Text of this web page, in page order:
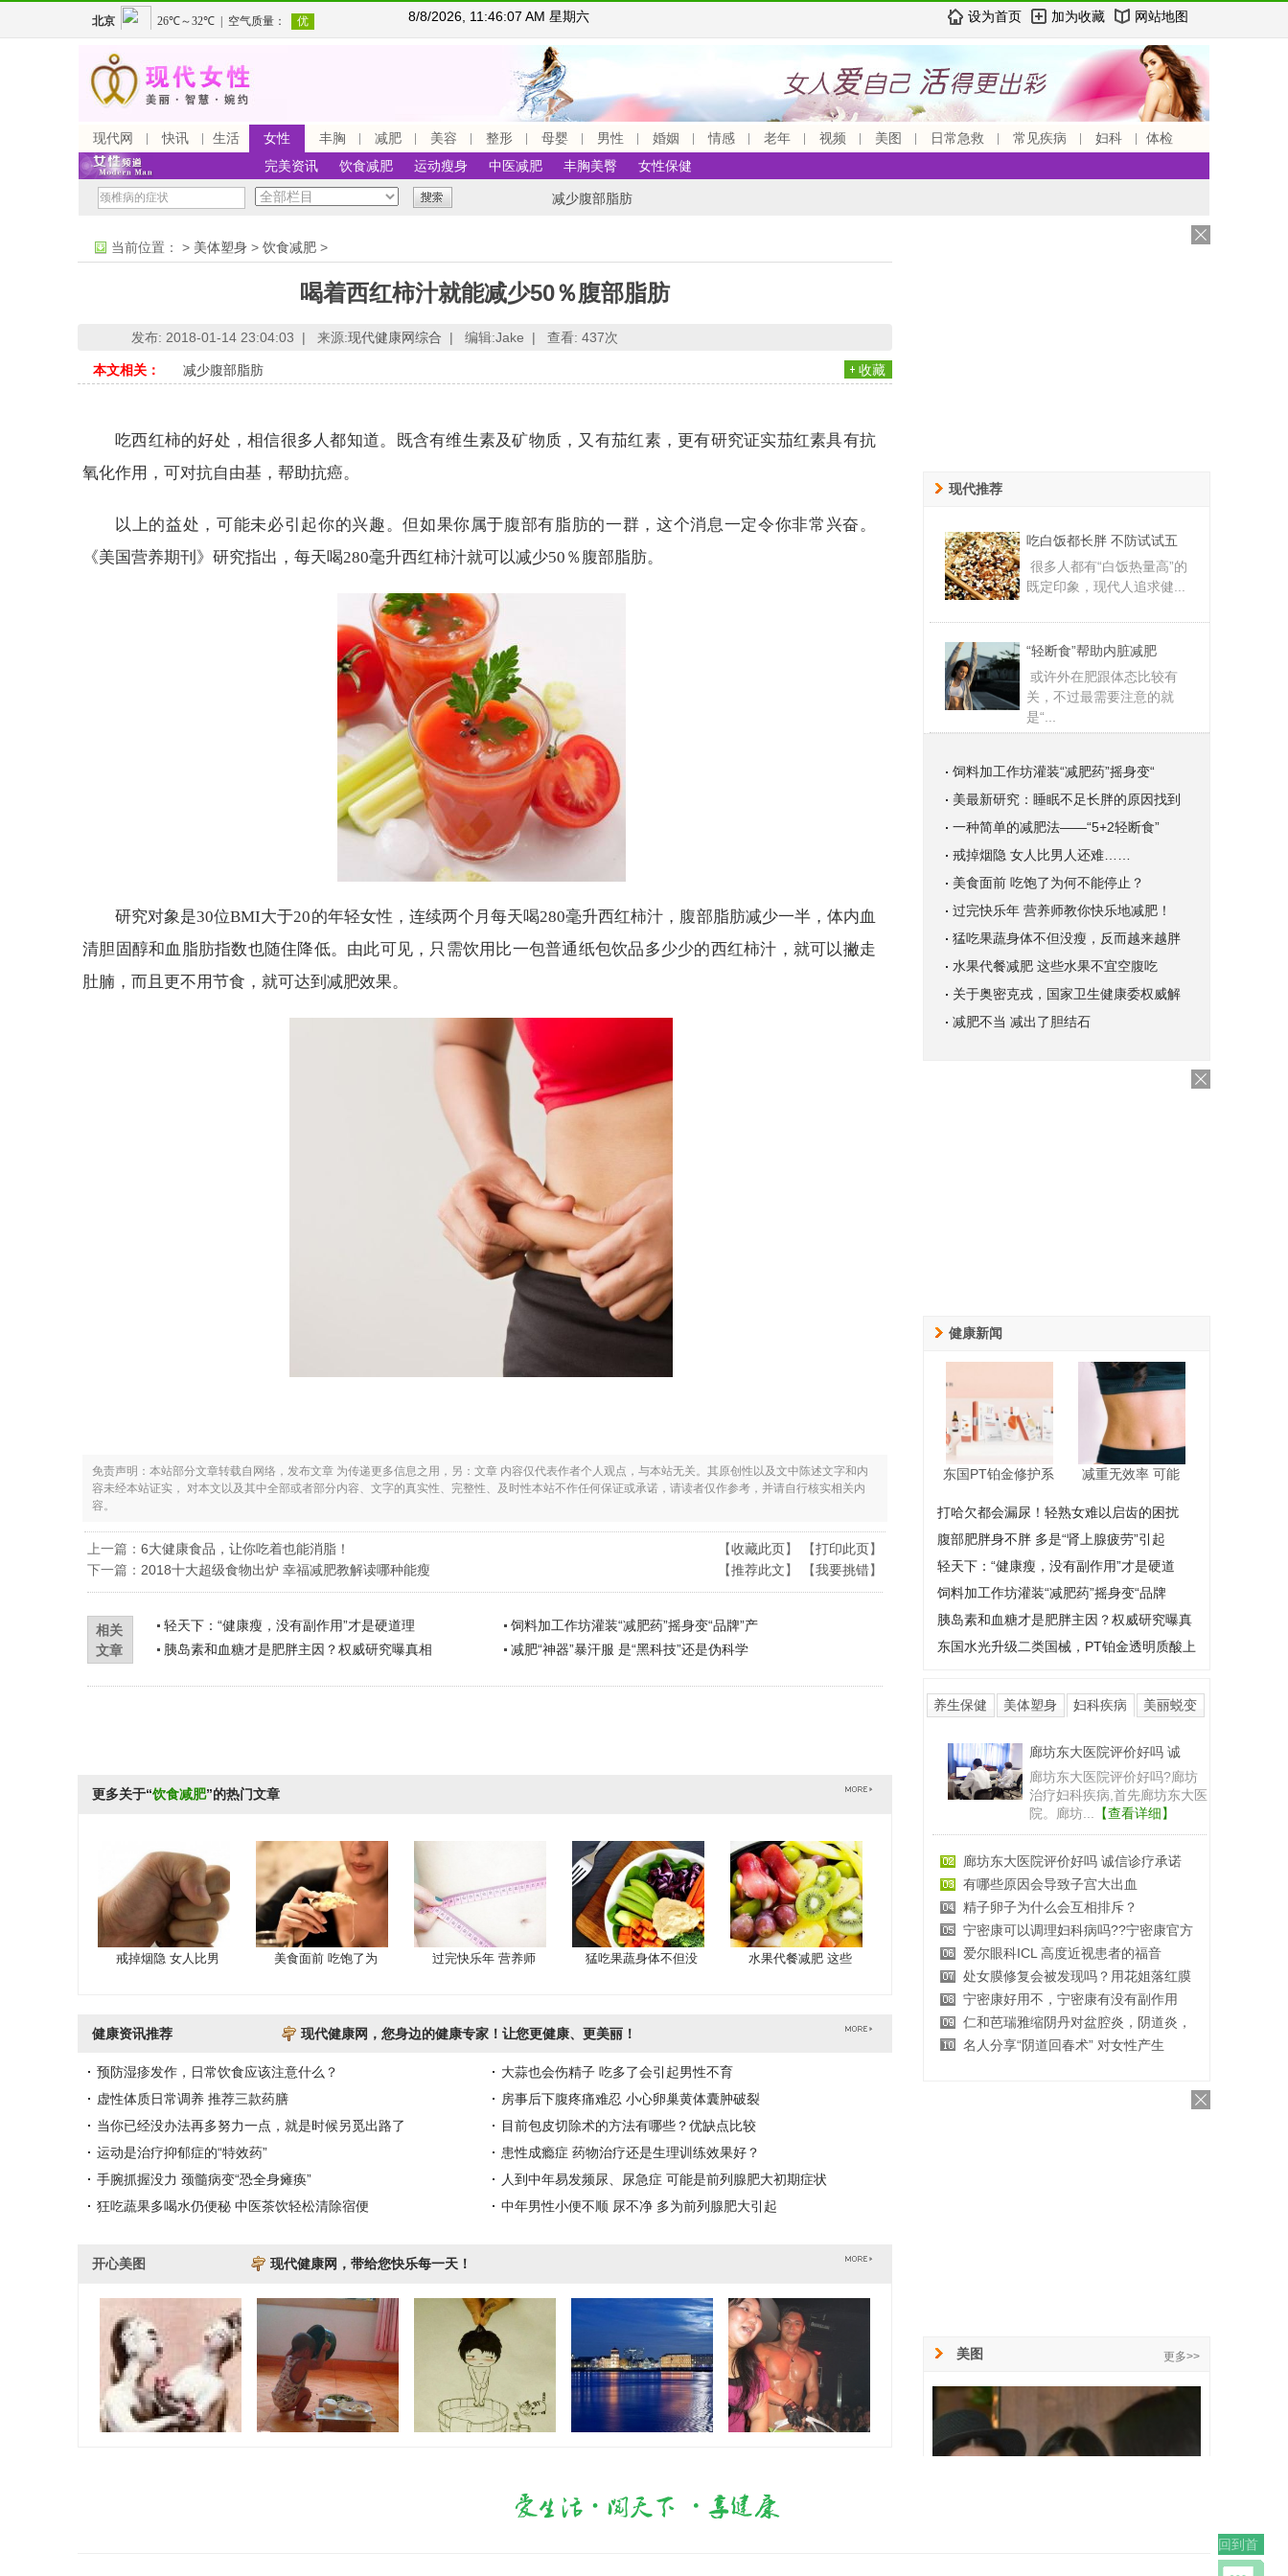
8/8/2026, 11:46:08 AM 星期六 设为首页 加为收藏 网站地图
现代网 快讯 生活 女性 丰胸 减肥 美容 整形 母婴 男性 婚姻 情感 老年 视频 美图 日常急救 常见疾病 妇科
体检
完美资讯
饮食减肥 运动瘦身 中医减肥 丰胸美臀 女性保健
减少腹部脂肪
当前位置： > 美体塑身 > 饮食减肥 >
喝着西红柿汁就能减少50％腹部脂肪
发布: 2018-01-14 23:04:03 | 来源:现代健康网综合 | 编辑:Jake | 查看: 437次
本文相关： 减少腹部脂肪 收藏
吃西红柿的好处，相信很多人都知道。既含有维生素及矿物质，又有茄红素，更有研究证实茄红素具有抗
氧化作用，可对抗自由基，帮助抗癌。
以上的益处，可能未必引起你的兴趣。但如果你属于腹部有脂肪的一群，这个消息一定令你非常兴奋。
《美国营养期刊》研究指出，每天喝280毫升西红柿汁就可以减少50％腹部脂肪。
研究对象是30位BMI大于20的年轻女性，连续两个月每天喝280毫升西红柿汁，腹部脂肪减少一半，体内血
清胆固醇和血脂肪指数也随住降低。由此可见，只需饮用比一包普通纸包饮品多少少的西红柿汁，就可以撇走
肚腩，而且更不用节食，就可达到减肥效果。
免责声明：本站部分文章转载自网络，发布文章 为传递更多信息之用，另：文章 内容仅代表作者个人观点，与本站无关。其原创性以及文中陈述文字和内
容未经本站证实， 对本文以及其中全部或者部分内容、文字的真实性、完整性、及时性本站不作任何保证或承诺，请读者仅作参考，并请自行核实相关内
容。
上一篇： 6大健康食品，让你吃着也能消脂！
下一篇： 2018十大超级食物出炉 幸福减肥教解读哪种能瘦
【收藏此页】 【打印此页】
【推荐此文】 【我要挑错】
相关
文章
轻天下：“健康瘦，没有副作用”才是硬道理
饲料加工作坊灌装“减肥药”摇身变“品牌”产
胰岛素和血糖才是肥胖主因？权威研究曝真相
减肥“神器”暴汗服 是“黑科技”还是伪科学
更多关于“饮食减肥”的热门文章
戒掉烟隐 女人比男 美食面前 吃饱了为 过完快乐年 营养师 猛吃果蔬身体不但没 水果代餐减肥 这些
健康资讯推荐 现代健康网，您身边的健康专家！让您更健康、更美丽！
预防湿疹发作，日常饮食应该注意什么？
虚性体质日常调养 推荐三款药膳
当你已经没办法再多努力一点，就是时候另觅出路了
运动是治疗抑郁症的“特效药”
手腕抓握没力 颈髓病变“恐全身瘫痪”
狂吃蔬果多喝水仍便秘 中医茶饮轻松清除宿便
大蒜也会伤精子 吃多了会引起男性不育
房事后下腹疼痛难忍 小心卵巢黄体囊肿破裂
目前包皮切除术的方法有哪些？优缺点比较
患性成瘾症 药物治疗还是生理训练效果好？
人到中年易发频尿、尿急症 可能是前列腺肥大初期症状
中年男性小便不顺 尿不净 多为前列腺肥大引起
开心美图 现代健康网，带给您快乐每一天！
现代推荐
吃白饭都长胖 不防试试五
很多人都有“白饭热量高”的
既定印象，现代人追求健...
“轻断食”帮助内脏减肥
或许外在肥跟体态比较有
关，不过最需要注意的就
是“...
饲料加工作坊灌装“减肥药”摇身变“
美最新研究：睡眠不足长胖的原因找到
一种简单的减肥法——“5+2轻断食”
戒掉烟隐 女人比男人还难……
美食面前 吃饱了为何不能停止？
过完快乐年 营养师教你快乐地减肥！
猛吃果蔬身体不但没瘦，反而越来越胖
水果代餐减肥 这些水果不宜空腹吃
关于奥密克戎，国家卫生健康委权威解
减肥不当 减出了胆结石
健康新闻
东国PT铂金修护系 减重无效率 可能
打哈欠都会漏尿！轻熟女难以启齿的困扰
腹部肥胖身不胖 多是“肾上腺疲劳”引起
轻天下：“健康瘦，没有副作用”才是硬道
饲料加工作坊灌装“减肥药”摇身变“品牌
胰岛素和血糖才是肥胖主因？权威研究曝真
东国水光升级二类国械，PT铂金透明质酸上
养生保健 美体塑身 妇科疾病 美丽蜕变
廊坊东大医院评价好吗 诚
廊坊东大医院评价好吗?廊坊
治疗妇科疾病,首先廊坊东大医
院。廊坊...
【查看详细】
廊坊东大医院评价好吗 诚信诊疗承诺
有哪些原因会导致子宫大出血
精子卵子为什么会互相排斥？
宁密康可以调理妇科病吗??宁密康官方
爱尔眼科ICL 高度近视患者的福音
处女膜修复会被发现吗？用花姐落红膜
宁密康好用不，宁密康有没有副作用
仁和芭瑞雅缩阴丹对盆腔炎，阴道炎，
名人分享“阴道回春术” 对女性产生
美图 更多>>
回到首
页